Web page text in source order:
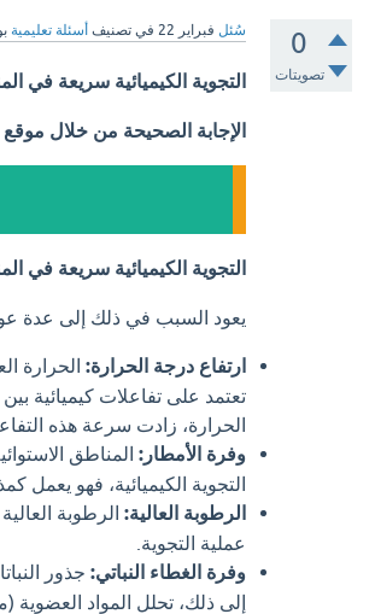
0
تصويتات
سُئل فبراير 22 في تصنيف أسئلة تعليمية
التجوية الكيميائية سريعة في
الإجابة الصحيحة من خلال موقع
التجوية الكيميائية سريعة في
يعود السبب في ذلك إلى عدة
ارتفاع درجة الحرارة: الحرارة
تعتمد على تفاعلات كيميائية
الحرارة، زادت سرعة هذه
وفرة الأمطار: المناطق
التجوية الكيميائية، فهو يعمل
الرطوبة العالية: الرطوبة
عملية التجوية.
وفرة الغطاء النباتي: جذور
إلى ذلك، تحلل المواد العضوية